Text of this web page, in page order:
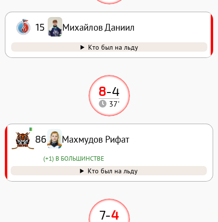
7-4
8-4
37'
86 Махмудов Рифат
(+1) В БОЛЬШИНСТВЕ
Кто был на льду
15 Михайлов Даниил
Кто был на льду